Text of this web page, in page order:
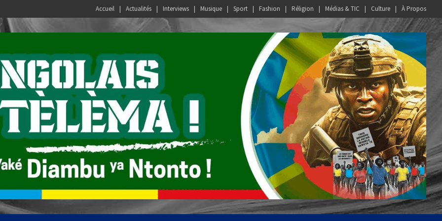
Accueil Actualités Interviews Musique Sport Fashion Réligion Médias & TIC Culture À Propos